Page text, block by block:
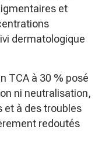
et
dermatologique
TCA à 30 % posé
ni neutralisation,
et à des troubles
redoutés